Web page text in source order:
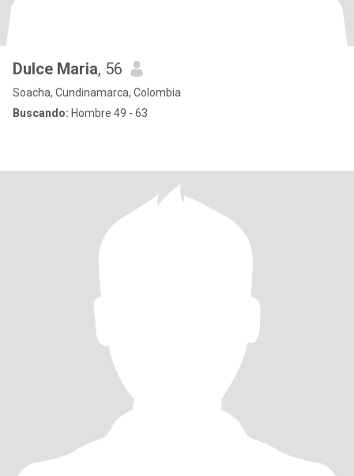
Dulce Maria, 56
Soacha, Cundinamarca, Colombia
Buscando: Hombre 49 - 63